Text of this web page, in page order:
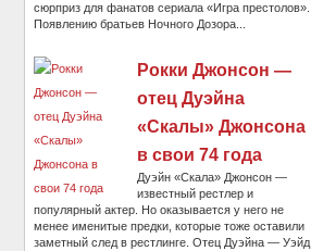
сюрприз для фанатов сериала «Игра престолов».
Появлению братьев Ночного Дозора...
Рокки Джонсон —
отец Дуэйна
«Скалы» Джонсона
в свои 74 года
Дуэйн «Скала» Джонсон —
известный рестлер и
популярный актер. Но оказывается у него не
менее именитые предки, которые тоже оставили
заметный след в рестлинге. Отец Дуэйна — Уэйд